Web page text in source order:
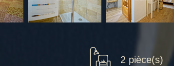
2 pièce(s)